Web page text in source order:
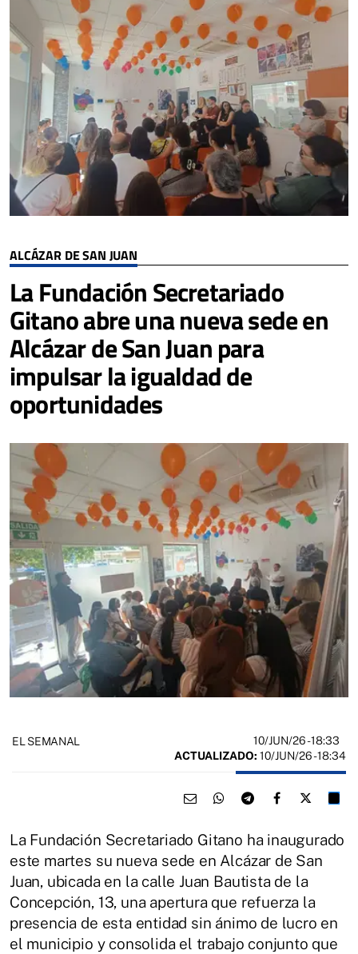
ALCÁZAR DE SAN JUAN
La Fundación Secretariado
Gitano abre una nueva sede en
Alcázar de San Juan para
impulsar la igualdad de
oportunidades
EL SEMANAL 10/JUN/26- 18:33
ACTUALIZADO: 10/JUN/26 - 18:34
La Fundación Secretariado Gitano ha inaugurado
este martes su nueva sede en Alcázar de San
Juan, ubicada en la calle Juan Bautista de la
Concepción, 13, una apertura que refuerza la
presencia de esta entidad sin ánimo de lucro en
el municipio y consolida el trabajo conjunto que